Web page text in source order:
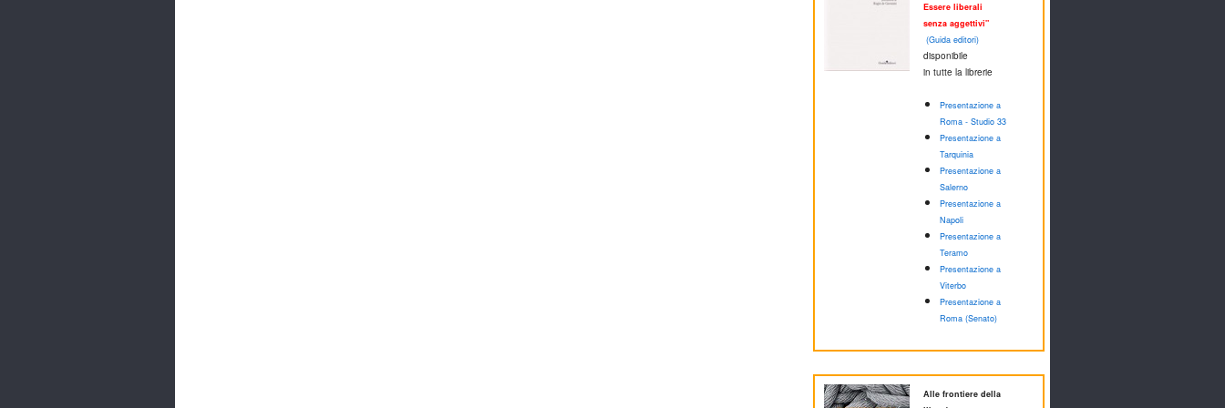
Essere liberali
senza aggettivi"
(Guida editori)
disponibile
in tutte la librerie
Presentazione a
Roma - Studio 33
Presentazione a
Tarquinia
Presentazione a
Salerno
Presentazione a
Napoli
Presentazione a
Teramo
Presentazione a
Viterbo
Presentazione a
Roma (Senato)
Alle frontiere della